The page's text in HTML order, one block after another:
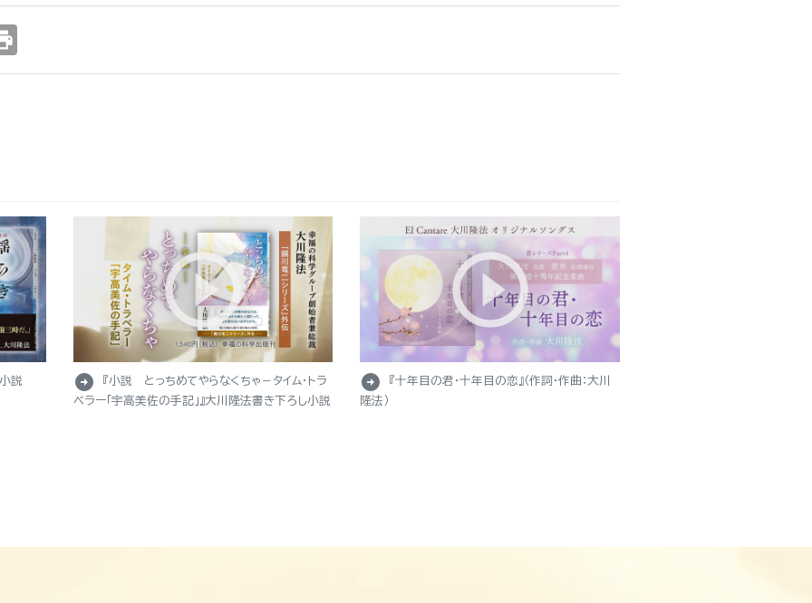
説 arrow_circle_right
『小説 とっちめてやらなくちゃ－タイム・トラ
ベラー「宇高美佐の手記」』大川隆法書き下ろし小説
arrow_circle_right
『十年目の君・十年目の恋』（作詞・作曲：大川
隆法）